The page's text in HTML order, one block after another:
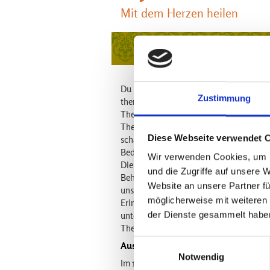
Zustimmung
Diese Webseite verwendet
Wir verwenden Cookies,
und die Zugriffe auf unsere
Website an unsere Partner
möglicherweise mit
der Dienste gesammelt
Einwilligungsauswahl
Notwendig
Mit dem Herzen heilen
Ausbildungen
Du lernst therapeutisch zu arbeiten und
therapeutische Umgang mit der
Therapeuten, benötigen wir zehn
Theorie und Diagnostik - ein wichtiges
schamanischen Ansatz im Ayurveda
Bedeutung der Marmas und ihre
Diese beiden Wochen sind für jeden zu
Behandlungstechniken auseinander
unsere Wahrnehmung. Sie hilft,
Erinnerungen zu verarbeiten.
unterstützen. Diese zwei Wochen
Therapeuten.
Ausbildungsinhalte findest du unter
Im 10-Tage-Block werden Geist und